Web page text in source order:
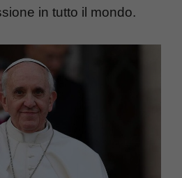
in tutto il mondo.